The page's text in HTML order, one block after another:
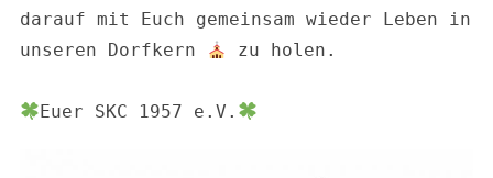
darauf mit Euch gemeinsam wieder Leben in
unseren Dorfkern
zu holen.
Euer SKC 1957 e.V.